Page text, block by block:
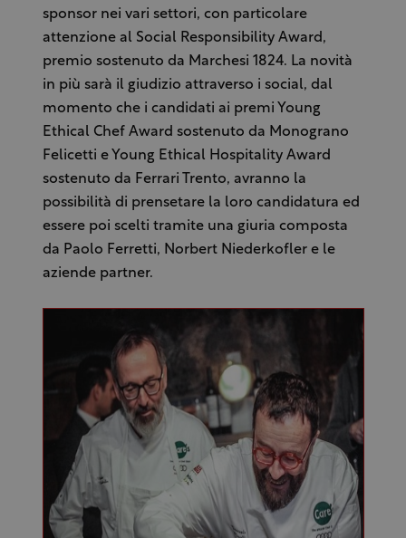
sponsor nei vari settori, con particolare
attenzione al Social Responsibility Award,
premio sostenuto da Marchesi 1824. La novità
in più sarà il giudizio attraverso i social, dal
momento che i candidati ai premi Young
Ethical Chef Award sostenuto da Monograno
Felicetti e Young Ethical Hospitality Award
sostenuto da Ferrari Trento, avranno la
possibilità di prensetare la loro candidatura ed
essere poi scelti tramite una giuria composta
da Paolo Ferretti, Norbert Niederkofler e le
aziende partner.